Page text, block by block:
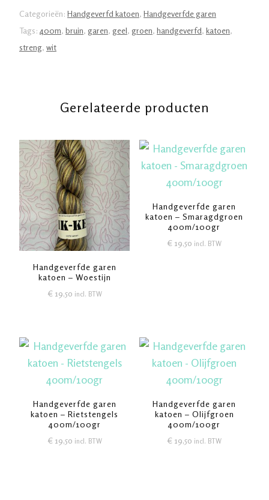
Categorieën: Handgeverfd katoen, Handgeverfde garen
Tags: 400m, bruin, garen, geel, groen, handgeverfd, katoen,
streng, wit
Gerelateerde producten
Handgeverfde garen
katoen – Woestijn
€ 19,50 incl. BTW
Handgeverfde garen
katoen – Smaragdgroen
400m/100gr
€ 19,50 incl. BTW
Handgeverfde garen
katoen – Rietstengels
400m/100gr
€ 19,50 incl. BTW
Handgeverfde garen
katoen – Olijfgroen
400m/100gr
€ 19,50 incl. BTW